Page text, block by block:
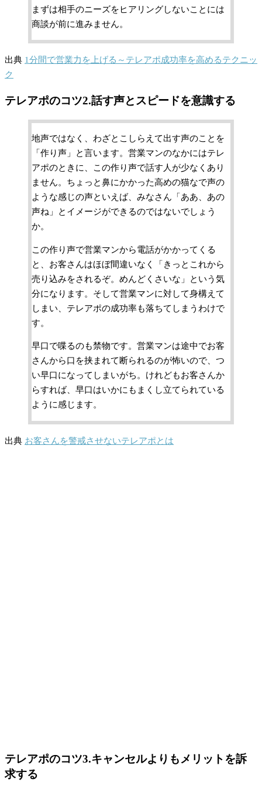
まずは相手のニーズをヒアリングしないことには
商談が前に進みません。
出典 1分間で営業力を上げる～テレアポ成功率を高めるテクニッ
ク
テレアポのコツ2.話す声とスピードを意識する
地声ではなく、わざとこしらえて出す声のことを
「作り声」と言います。営業マンのなかにはテレ
アポのときに、この作り声で話す人が少なくあり
ません。ちょっと鼻にかかった高めの猫なで声の
ような感じの声といえば、みなさん「ああ、あの
声ね」とイメージができるのではないでしょう
か。
この作り声で営業マンから電話がかかってくる
と、お客さんはほぼ間違いなく「きっとこれから
売り込みをされるぞ。めんどくさいな」という気
分になります。そして営業マンに対して身構えて
しまい、テレアポの成功率も落ちてしまうわけで
す。
早口で喋るのも禁物です。営業マンは途中でお客
さんから口を挟まれて断られるのが怖いので、つ
い早口になってしまいがち。けれどもお客さんか
らすれば、早口はいかにもまくし立てられている
ように感じます。
出典 お客さんを警戒させないテレアポとは
テレアポのコツ3.キャンセルよりもメリットを訴
求する